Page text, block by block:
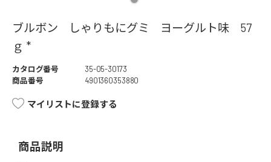
ブルボン しゃりもにグミ ヨーグルト味 57
ｇ *
カタログ番号
35-05-30173
商品番号
4901360353880
マイリストに登録する
商品説明